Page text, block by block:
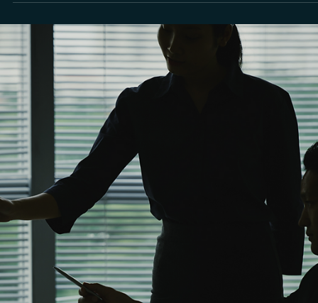
Assessores de Investimentos (AI)
Quais os impactos de um site inadequado às
da CVM e corretoras?